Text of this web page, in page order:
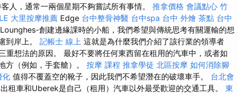
人，通常一兩個星期不夠嘗試所有事情。 推拿價格 會議點心 竹
大里按摩推薦 Edge 台中整骨神醫 台中spa 台中 外燴 茶點 台中
Lounghes-創建邊緣課時的小船，我們希望與傳統思考有關運輸的想
到岸上。 記帳士 線上 這就是為什麼我們介紹了該行業的領導者
重想法的原因。 最好不要將任何東西留在租用的汽車中，或者如
方（例如，手套艙）。 按摩 課程 推拿學徒 北區按摩 如何消除腳
化 值得不覆蓋空的靴子，因此我們不希望潛在的破壞車手。 台北會
租車和Uberek是自己（租用）汽車以外最受歡迎的交通工具。 東